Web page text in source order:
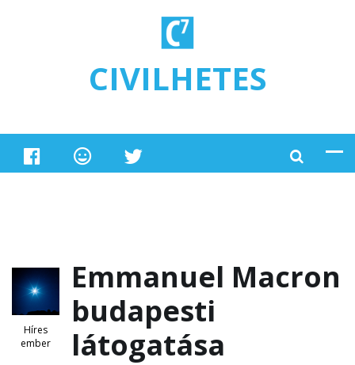
CIVILHETES
Híres
ember
Emmanuel Macron
budapesti
látogatása